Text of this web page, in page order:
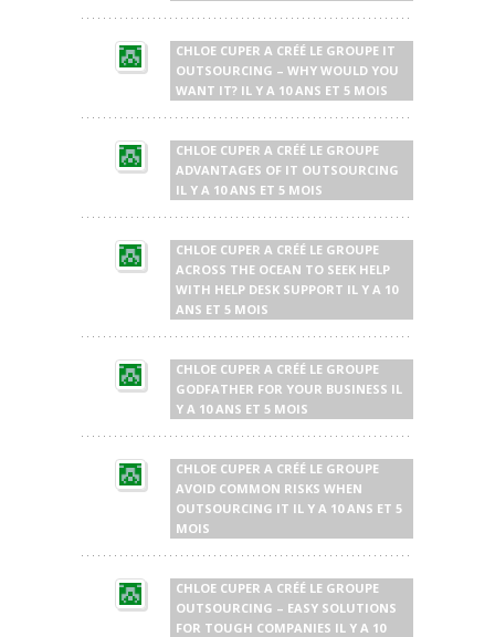
CHLOE CUPER A CRÉÉ LE GROUPE IT
OUTSOURCING – WHY WOULD YOU
WANT IT? IL Y A 10 ANS ET 5 MOIS
CHLOE CUPER A CRÉÉ LE GROUPE
ADVANTAGES OF IT OUTSOURCING
IL Y A 10 ANS ET 5 MOIS
CHLOE CUPER A CRÉÉ LE GROUPE
ACROSS THE OCEAN TO SEEK HELP
WITH HELP DESK SUPPORT IL Y A 10
ANS ET 5 MOIS
CHLOE CUPER A CRÉÉ LE GROUPE
GODFATHER FOR YOUR BUSINESS IL
Y A 10 ANS ET 5 MOIS
CHLOE CUPER A CRÉÉ LE GROUPE
AVOID COMMON RISKS WHEN
OUTSOURCING IT IL Y A 10 ANS ET 5
MOIS
CHLOE CUPER A CRÉÉ LE GROUPE
OUTSOURCING – EASY SOLUTIONS
FOR TOUGH COMPANIES IL Y A 10